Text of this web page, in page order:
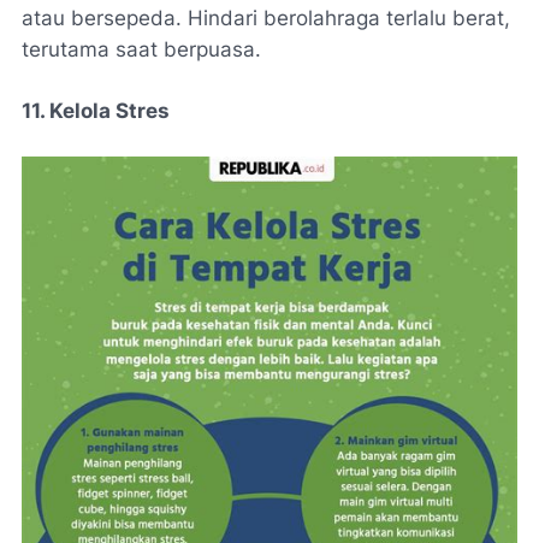
atau bersepeda. Hindari berolahraga terlalu berat,
terutama saat berpuasa.
11. Kelola Stres